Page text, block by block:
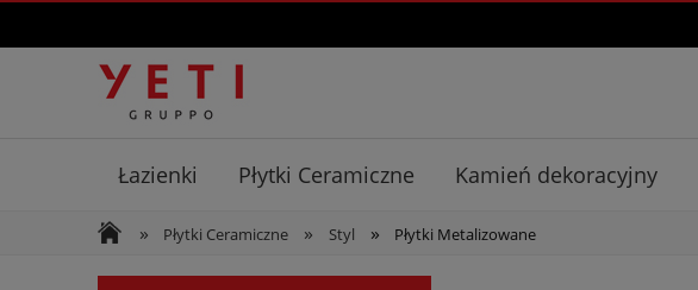
Łazienki Płytki Ceramiczne Kamień dekoracyjny
» Płytki Ceramiczne » Styl » Płytki Metalizowane